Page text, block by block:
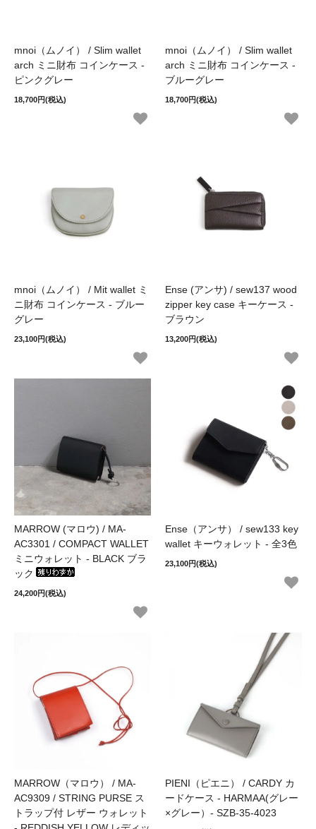
mnoi（ムノイ） / Slim wallet
arch ミニ財布 コインケース -
ピンクグレー
18,700円(税込)
mnoi（ムノイ） / Slim wallet
arch ミニ財布 コインケース -
ブルーグレー
18,700円(税込)
mnoi（ムノイ） / Mit wallet ミ
ニ財布 コインケース - ブルー
グレー
23,100円(税込)
Ense (アンサ) / sew137 wood
zipper key case キーケース -
ブラウン
13,200円(税込)
MARROW (マロウ) / MA-
AC3301 / COMPACT WALLET
ミニウォレット - BLACK ブラ
ック
24,200円(税込)
Ense（アンサ） / sew133 key
wallet キーウォレット - 全3色
23,100円(税込)
MARROW（マロウ） / MA-
AC9309 / STRING PURSE ス
トラップ付 レザー ウォレット
PIENI（ピエニ） / CARDY カ
ードケース - HARMAA(グレー
×グレー）- SZB-35-4023